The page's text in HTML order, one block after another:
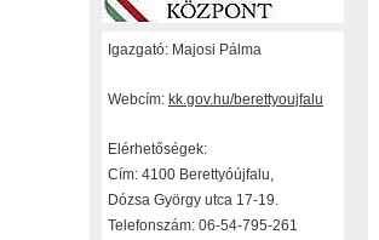
Igazgató: Majosi Pálma
Webcím: kk.gov.hu/berettyoujfalu
Elérhetőségek:
Cím: 4100 Berettyóújfalu,
Dózsa György utca 17-19.
Telefonszám: 06-54-795-261